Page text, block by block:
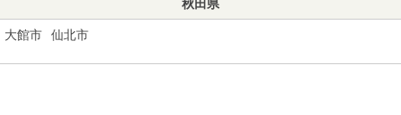
秋田県
大館市 仙北市